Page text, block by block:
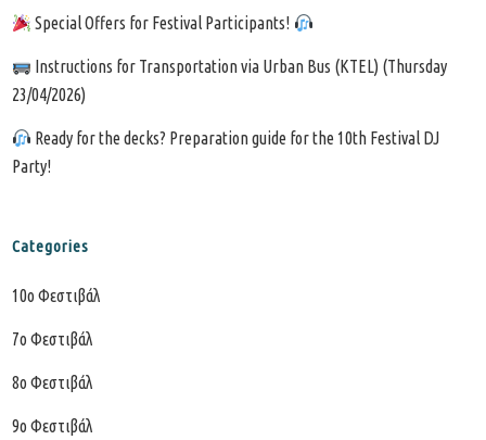
Special Offers for Festival Participants!
Instructions for Transportation via Urban Bus (KTEL) (Thursday
23/04/2026)
Ready for the decks? Preparation guide for the 10th Festival DJ
Party!
Categories
10o Φεστιβάλ
7o Φεστιβάλ
8ο Φεστιβάλ
9ο Φεστιβάλ